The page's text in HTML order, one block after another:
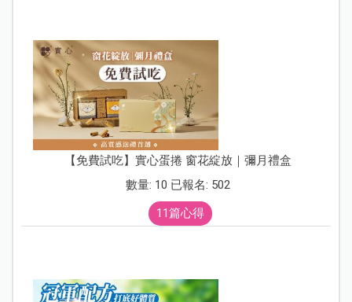
【免費試吃】實心蛋捲 窗花綻放｜彌月禮盒
數量: 10 已報名: 502
11篇心得